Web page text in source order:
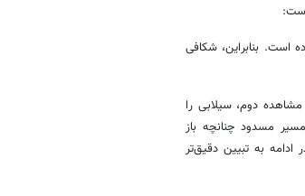
است. بنابراین، شکافی
دوم، سیلابی را
مسدود چنانچه باز
به تبیین دقیق‌تر